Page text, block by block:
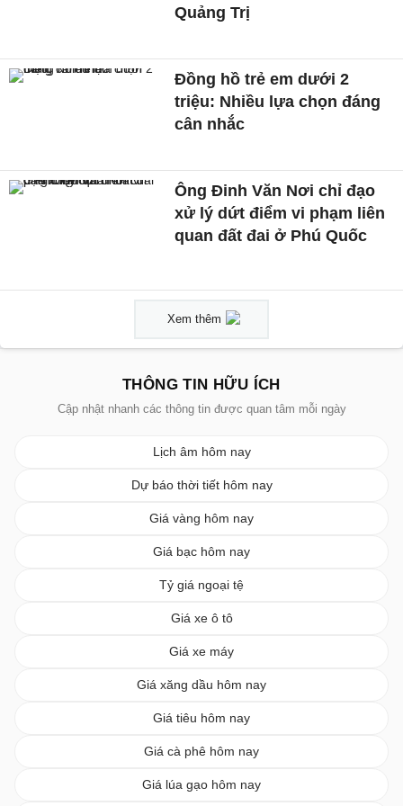
Quảng Trị
Đồng hồ trẻ em dưới 2
triệu: Nhiều lựa chọn đáng
cân nhắc
Ông Đinh Văn Nơi chỉ đạo
xử lý dứt điểm vi phạm liên
quan đất đai ở Phú Quốc
Xem thêm
THÔNG TIN HỮU ÍCH
Cập nhật nhanh các thông tin được quan tâm mỗi ngày
Lịch âm hôm nay
Dự báo thời tiết hôm nay
Giá vàng hôm nay
Giá bạc hôm nay
Tỷ giá ngoại tệ
Giá xe ô tô
Giá xe máy
Giá xăng dầu hôm nay
Giá tiêu hôm nay
Giá cà phê hôm nay
Giá lúa gạo hôm nay